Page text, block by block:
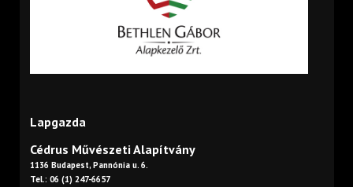
Lapgazda
Cédrus Művészeti Alapítvány
1136 Budapest, Pannónia u. 6.
Tel.: 06 (1) 247-6657